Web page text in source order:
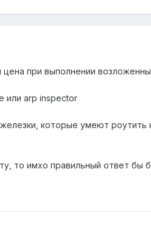
при выполнении
или arp inspector
которые умеют
то имхо правильный ответ бы